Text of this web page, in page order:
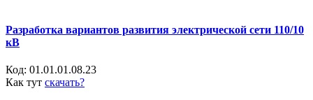
Разработка вариантов развития электрической сети 110/10
кВ
Код: 01.01.01.08.23
Как тут скачать?